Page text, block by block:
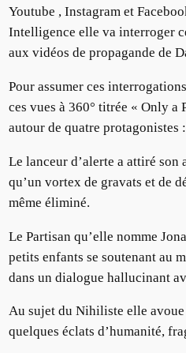
Youtube , Instagram et
Intelligence elle va interroger
aux vidéos de propagande de
Pour assumer ces
ces vues à 360° titrée « Only a
autour de quatre protagonistes
Le lanceur d’alerte a attiré
qu’un vortex de gravats et de
même éliminé.
Le Partisan qu’elle nomme
petits enfants se soutenant au
dans un dialogue hallucinant
Au sujet du Nihiliste elle
quelques éclats d’humanité,